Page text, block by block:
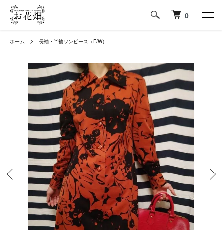
0
ホーム 長袖・半袖ワンピース（F/W）